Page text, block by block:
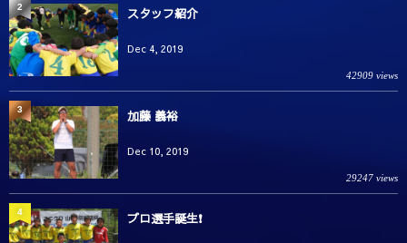
スタッフ紹介
Dec 4, 2019
42909 views
2
加藤 義裕
Dec 10, 2019
29247 views
3
プロ選手誕生❗️
4